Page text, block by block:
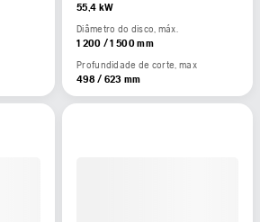
55,4 kW
Diâmetro do disco, máx.
1 200 / 1 500 mm
Profundidade de corte, max
498 / 623 mm